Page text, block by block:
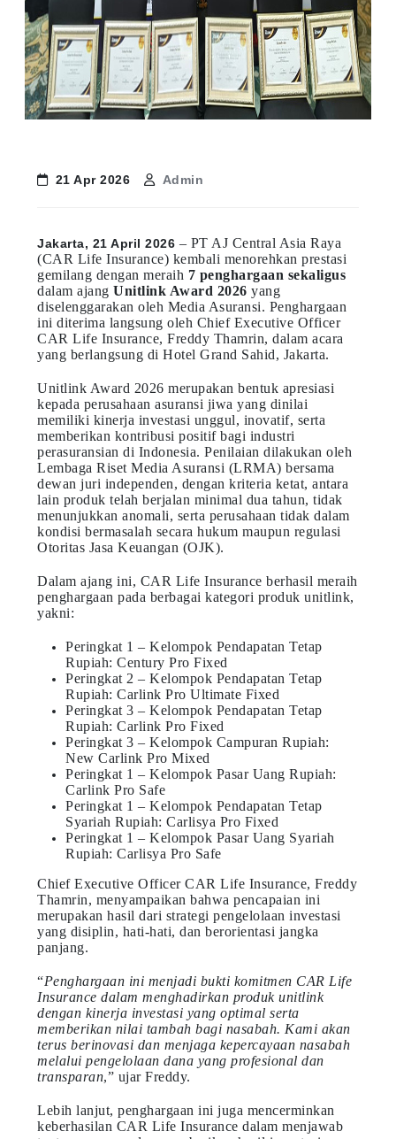
21 Apr 2026 Admin
Jakarta, 21 April 2026 – PT AJ Central Asia Raya
(CAR Life Insurance) kembali menorehkan prestasi
gemilang dengan meraih 7 penghargaan sekaligus
dalam ajangUnitlink Award 2026 yang
diselenggarakan oleh Media Asuransi. Penghargaan
ini diterima langsung oleh Chief Executive Officer
CAR Life Insurance, Freddy Thamrin, dalam acara
yang berlangsung di Hotel Grand Sahid, Jakarta.
Unitlink Award 2026 merupakan bentuk apresiasi
kepada perusahaan asuransi jiwa yang dinilai
memiliki kinerja investasi unggul, inovatif, serta
memberikan kontribusi positif bagi industri
perasuransian di Indonesia. Penilaian dilakukan oleh
Lembaga Riset Media Asuransi (LRMA) bersama
dewan juri independen, dengan kriteria ketat, antara
lain produk telah berjalan minimal dua tahun, tidak
menunjukkan anomali, serta perusahaan tidak dalam
kondisi bermasalah secara hukum maupun regulasi
Otoritas Jasa Keuangan (OJK).
Dalam ajang ini, CAR Life Insurance berhasil meraih
penghargaan pada berbagai kategori produk unitlink,
yakni:
Peringkat 1 – Kelompok Pendapatan Tetap
Rupiah: Century Pro Fixed
Peringkat 2 – Kelompok Pendapatan Tetap
Rupiah: Carlink Pro Ultimate Fixed
Peringkat 3 – Kelompok Pendapatan Tetap
Rupiah: Carlink Pro Fixed
Peringkat 3 – Kelompok Campuran Rupiah:
New Carlink Pro Mixed
Peringkat 1 – Kelompok Pasar Uang Rupiah:
Carlink Pro Safe
Peringkat 1 – Kelompok Pendapatan Tetap
Syariah Rupiah: Carlisya Pro Fixed
Peringkat 1 – Kelompok Pasar Uang Syariah
Rupiah: Carlisya Pro Safe
Chief Executive Officer CAR Life Insurance, Freddy
Thamrin, menyampaikan bahwa pencapaian ini
merupakan hasil dari strategi pengelolaan investasi
yang disiplin, hati-hati, dan berorientasi jangka
panjang.
“Penghargaan ini menjadi bukti komitmen CAR Life
Insurance dalam menghadirkan produk unitlink
dengan kinerja investasi yang optimal serta
memberikan nilai tambah bagi nasabah. Kami akan
terus berinovasi dan menjaga kepercayaan nasabah
melalui pengelolaan dana yang profesional dan
transparan,” ujar Freddy.
Lebih lanjut, penghargaan ini juga mencerminkan
keberhasilan CAR Life Insurance dalam menjawab